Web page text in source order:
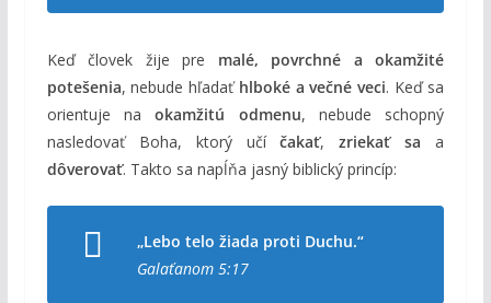
Keď človek žije pre malé, povrchné a okamžité
potešenia, nebude hľadať hlboké a večné veci. Keď sa
orientuje naokamžitú odmenu, nebude schopný
nasledovať Boha, ktorý učíčakať,zriekať sa a
dôverovať. Takto sa napĺňa jasný biblický princíp:
„Lebo telo žiada proti Duchu.“
Galaťanom 5:17